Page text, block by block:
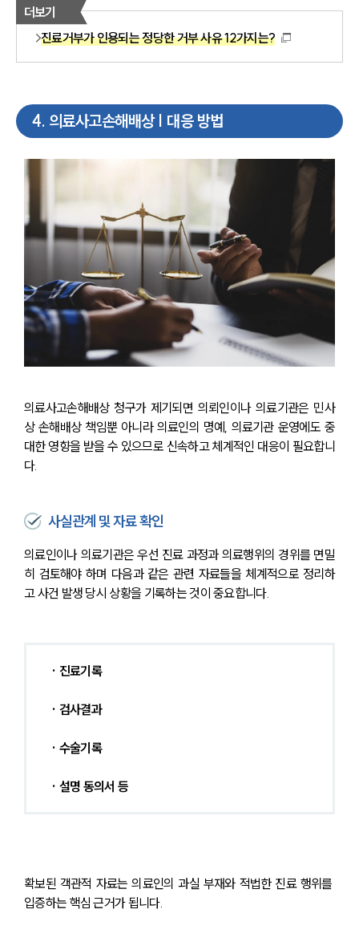
더보기
진료거부가 인용되는 정당한 거부 사유 12가지는?
4. 의료사고손해배상 | 대응 방법
의료사고손해배상 청구가 제기되면 의뢰인이나 의료기관은 민사
상 손해배상 책임뿐 아니라 의료인의 명예, 의료기관 운영에도 중
대한 영향을 받을 수 있으므로 신속하고 체계적인 대응이 필요합니
다.
사실관계 및 자료 확인
의료인이나 의료기관은 우선 진료 과정과 의료행위의 경위를 면밀
히 검토해야 하며 다음과 같은 관련 자료들을 체계적으로 정리하
고 사건 발생 당시 상황을 기록하는 것이 중요합니다.
· 진료기록
· 검사결과
· 수술기록
· 설명 동의서 등
확보된 객관적 자료는 의료인의 과실 부재와 적법한 진료 행위를
입증하는 핵심 근거가 됩니다.